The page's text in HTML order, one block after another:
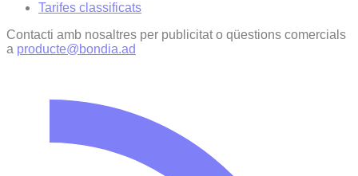
Tarifes classificats
Contacti amb nosaltres per publicitat o qüestions comercials
a producte@bondia.ad